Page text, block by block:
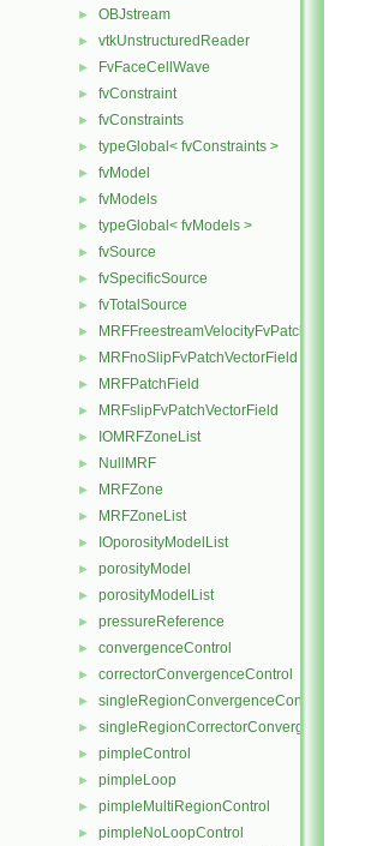
► OBJstream
► vtkUnstructuredReader
► FvFaceCellWave
► fvConstraint
► fvConstraints
► typeGlobal< fvConstraints >
► fvModel
► fvModels
► typeGlobal< fvModels >
► fvSource
► fvSpecificSource
► fvTotalSource
► MRFFreestreamVelocityFvPatchVectorField
► MRFnoSlipFvPatchVectorField
► MRFPatchField
► MRFslipFvPatchVectorField
► IOMRFZoneList
► NullMRF
► MRFZone
► MRFZoneList
► IOporosityModelList
► porosityModel
► porosityModelList
► pressureReference
► convergenceControl
► correctorConvergenceControl
► singleRegionConvergenceControl
► singleRegionCorrectorConvergenceControl
► pimpleControl
► pimpleLoop
► pimpleMultiRegionControl
► pimpleNoLoopControl